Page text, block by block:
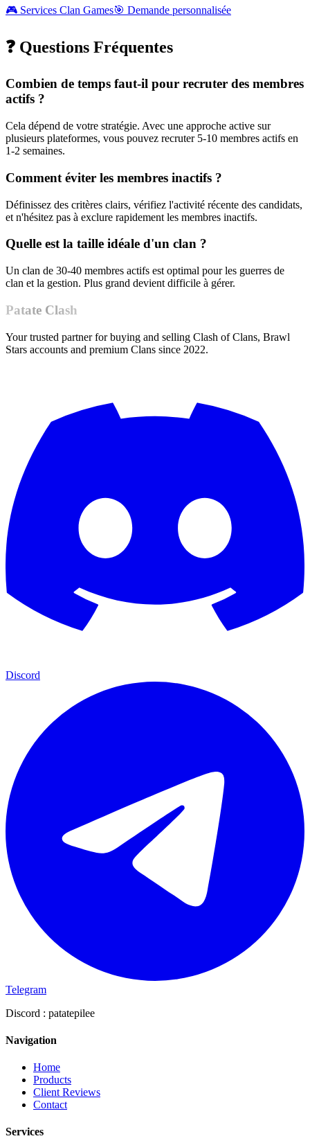
🎮 Services Clan Games🎯 Demande personnalisée
❓ Questions Fréquentes
Combien de temps faut-il pour recruter des membres
actifs ?
Cela dépend de votre stratégie. Avec une approche active sur
plusieurs plateformes, vous pouvez recruter 5-10 membres actifs en
1-2 semaines.
Comment éviter les membres inactifs ?
Définissez des critères clairs, vérifiez l'activité récente des candidats,
et n'hésitez pas à exclure rapidement les membres inactifs.
Quelle est la taille idéale d'un clan ?
Un clan de 30-40 membres actifs est optimal pour les guerres de
clan et la gestion. Plus grand devient difficile à gérer.
Patate Clash
Your trusted partner for buying and selling Clash of Clans, Brawl
Stars accounts and premium Clans since 2022.
Discord
Telegram
Discord : patatepilee
Navigation
Home
Products
Client Reviews
Contact
Services